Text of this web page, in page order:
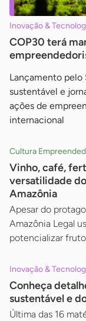
Inovação &
COP30 terá
Lançamento
sustentável e
ações de
internacional
Cultura
Vinho, café,
versatilidade
Amazônia
Apesar do
Amazônia Legal
potencializar
Inovação &
Conheça
sustentável e
Última das 16